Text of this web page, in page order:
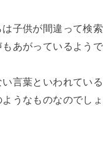
子供が間違って検
あがっているようで
言葉といわれてい
うなものなのでしょ